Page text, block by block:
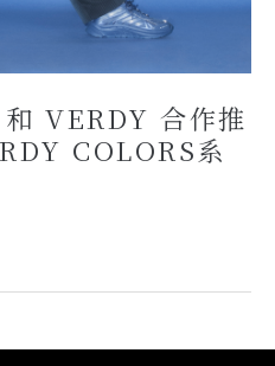
VERDY 合作推
COLORS系